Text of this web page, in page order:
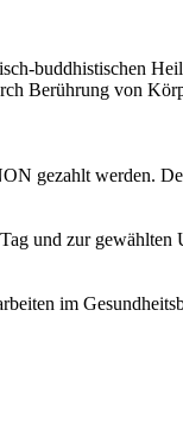
buddhistischen
Berührung von
gezahlt werden.
und zur
im